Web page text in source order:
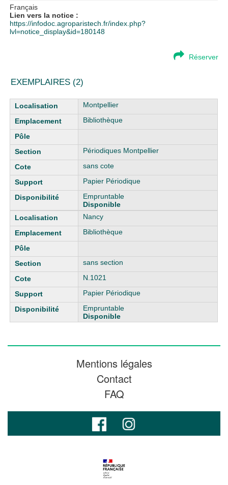
Français
Lien vers la notice :
https://infodoc.agroparistech.fr/index.php?
lvl=notice_display&id=180148
Réserver
EXEMPLAIRES (2)
Liste des exemplaires
Montpellier
Bibliothèque
Périodiques Montpellier
sans cote
Papier Périodique
Empruntable
Disponible
Nancy
Bibliothèque
sans section
N.1021
Papier Périodique
Empruntable
Disponible
Mentions légales
Contact
FAQ